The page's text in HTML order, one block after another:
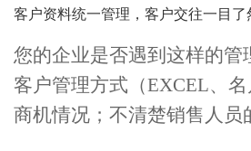
客户资料统一管理，客户交往一目
您的企业是否遇到这样的管
客户管理方式（EXCEL、
商机情况；不清楚销售人员